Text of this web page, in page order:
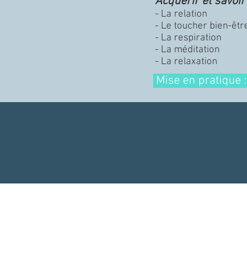
- La relation
- Le toucher bien-
- La respiration
- La méditation
- La relaxation
Mise en pratique